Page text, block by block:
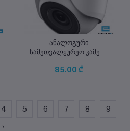
კალათაში დამატება
ანალოგური
სამეთვალყურეო კამერა
T203(B), HD
85.00 ₾
4 5 6 7 8 9
›